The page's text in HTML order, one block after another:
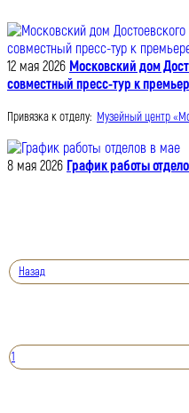
12 мая 2026 Московский дом
совместный пресс-тур к
Привязка к отделу: Музейный центр
8 мая 2026 График работы
Назад
1